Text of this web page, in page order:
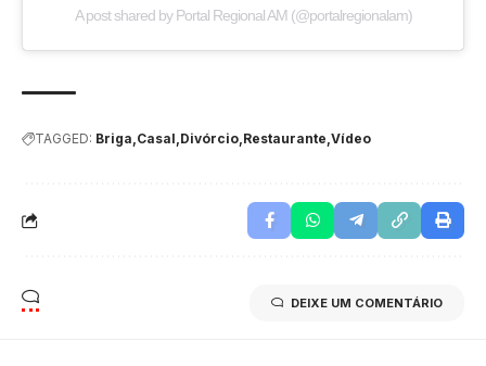
A post shared by Portal Regional AM (@portalregionalam)
TAGGED: Briga Casal Divórcio Restaurante Vídeo
DEIXE UM COMENTÁRIO